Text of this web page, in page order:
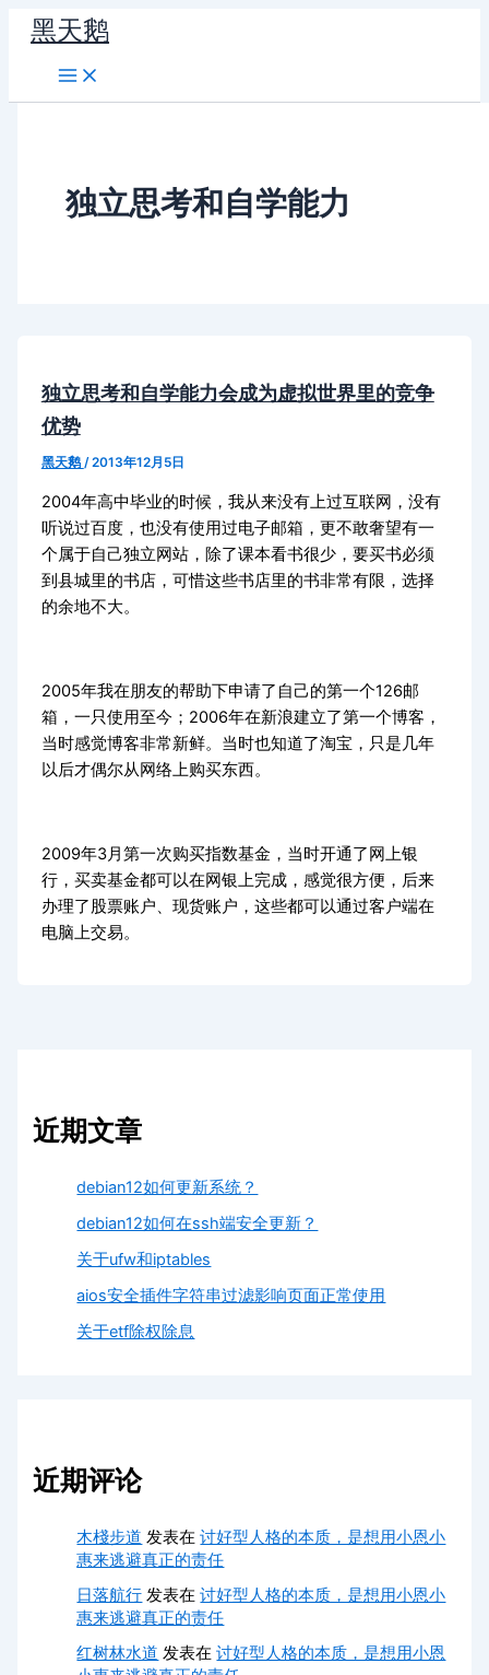
容
黑天鹅
独立思考和自学能力
独立思考和自学能力会成为虚拟世界里的竞争
优势
黑天鹅 /2013年12月5日
2004年高中毕业的时候，我从来没有上过互联网，没有
听说过百度，也没有使用过电子邮箱，更不敢奢望有一
个属于自己独立网站，除了课本看书很少，要买书必须
到县城里的书店，可惜这些书店里的书非常有限，选择
的余地不大。
2005年我在朋友的帮助下申请了自己的第一个126邮
箱，一只使用至今；2006年在新浪建立了第一个博客，
当时感觉博客非常新鲜。当时也知道了淘宝，只是几年
以后才偶尔从网络上购买东西。
2009年3月第一次购买指数基金，当时开通了网上银
行，买卖基金都可以在网银上完成，感觉很方便，后来
办理了股票账户、现货账户，这些都可以通过客户端在
电脑上交易。
近期文章
debian12如何更新系统？
debian12如何在ssh端安全更新？
关于ufw和iptables
aios安全插件字符串过滤影响页面正常使用
关于etf除权除息
近期评论
木棧步道 发表在讨好型人格的本质，是想用小恩小
惠来逃避真正的责任
日落航行 发表在讨好型人格的本质，是想用小恩小
惠来逃避真正的责任
红树林水道 发表在讨好型人格的本质，是想用小恩